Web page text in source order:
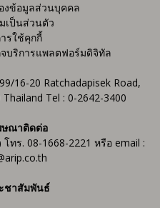
งข้อมูลส่วนบุคคล
เป็นส่วนตัว
รใช้คุกกี้
บริการแพลตฟอร์มดิจิทัล
16-20 Ratchadapisek Road,
Tel : 0-2642-3400
ษณาติดต่อ
ร. 08-1668-2221 หรือ email :
ชาสัมพันธ์